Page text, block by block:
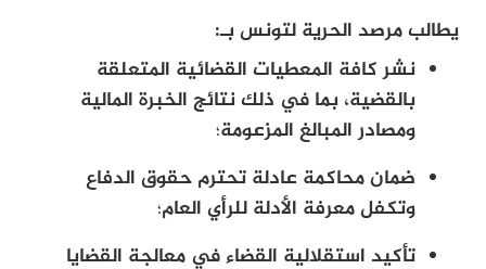
يطالب مرصد الحرية لتونس بـ:
نشر كافة المعطيات القضائية المتعلقة
بالقضية، بما في ذلك نتائج الخبرة المالية
ومصادر المبالغ المزعومة؛
ضمان محاكمة عادلة تحترم حقوق الدفاع
وتكفل معرفة الأدلة للرأي العام؛
تأكيد استقلالية القضاء في معالجة القضايا